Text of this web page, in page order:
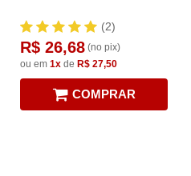
(2)
R$ 26,68 (no pix)
ou em 1x de R$ 27,50
COMPRAR